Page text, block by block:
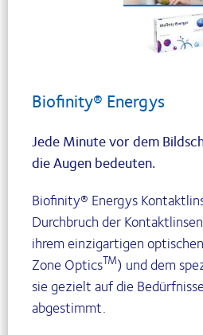
Biofinity® Energys
Jede Minute vor dem
die Augen bedeuten.
Biofinity® Energys
Durchbruch der
ihrem einzigartigen
Zone OpticsTM) und dem
sie gezielt auf die
abgestimmt.